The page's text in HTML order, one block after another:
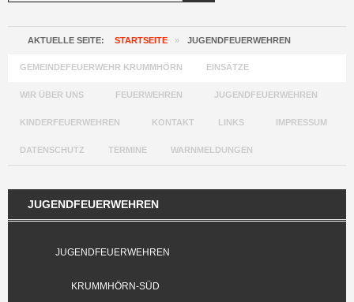
AKTUELLE SEITE: STARTSEITE » JUGENDFEUERWEHREN
GEMEINDEFEUERWEHR KRUMMHÖRN EINSÄTZE
WIR ÜBER UNS FEUERWEHREN JUGENDFEUERWEHREN
KINDERFEUERWEHREN KONTAKT LINKS IMPRESSUM
DATENSCHUTZ TERMINE WARNMELDUNGEN
JUGENDFEUERWEHREN
JUGENDFEUERWEHREN
KRUMMHÖRN-SÜD